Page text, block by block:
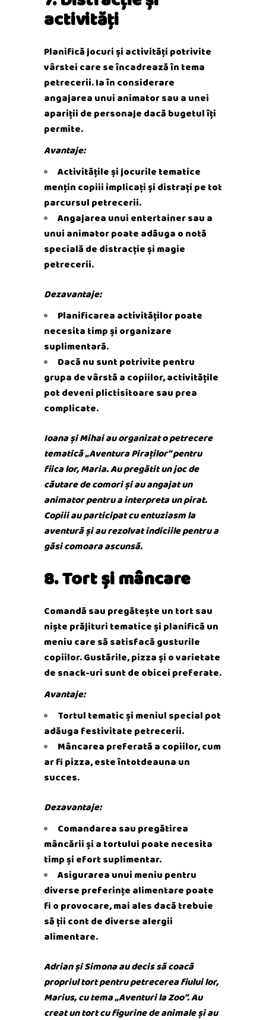
activități
Planifică jocuri și activități potrivite
vârstei care se încadrează în tema
petrecerii. Ia în considerare
angajarea unui animator sau a unei
apariții de personaje dacă bugetul îți
permite.
Avantaje:
Activitățile și jocurile tematice
mențin copiii implicați și distrați pe tot
parcursul petrecerii.
Angajarea unui entertainer sau a
unui animator poate adăuga o notă
specială de distracție și magie
petrecerii.
Dezavantaje:
Planificarea activităților poate
necesita timp și organizare
suplimentară.
Dacă nu sunt potrivite pentru
grupa de vârstă a copiilor, activitățile
pot deveni plictisitoare sau prea
complicate.
Ioana și Mihai au organizat o petrecere
tematică „Aventura Piraților” pentru
fiica lor, Maria. Au pregătit un joc de
căutare de comori și au angajat un
animator pentru a interpreta un pirat.
Copiii au participat cu entuziasm la
aventură și au rezolvat indiciile pentru a
găsi comoara ascunsă.
8. Tort și mâncare
Comandă sau pregătește un tort sau
niște prăjituri tematice și planifică un
meniu care să satisfacă gusturile
copiilor. Gustările, pizza și o varietate
de snack-uri sunt de obicei preferate.
Avantaje:
Tortul tematic și meniul special pot
adăuga festivitate petrecerii.
Mâncarea preferată a copiilor, cum
ar fi pizza, este întotdeauna un
succes.
Dezavantaje:
Comandarea sau pregătirea
mâncării și a tortului poate necesita
timp și efort suplimentar.
Asigurarea unui meniu pentru
diverse preferințe alimentare poate
fi o provocare, mai ales dacă trebuie
să ții cont de diverse alergii
alimentare.
Adrian și Simona au decis să coacă
propriul tort pentru petrecerea fiului lor,
Marius, cu tema „Aventuri la Zoo”. Au
creat un tort cu figurine de animale și au